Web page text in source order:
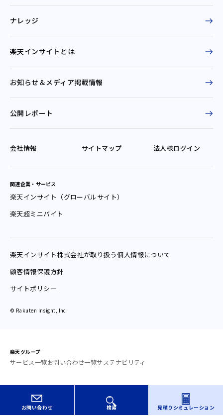
お問い合わせ 検索 見積り シミュレーション
ナレッジ
楽天インサイトとは
お知らせ＆メディア掲載情報
公開レポート
会社情報 サイトマップ 法人様ログイン
関連企業・サービス
楽天インサイト（グローバルサイト）
楽天超ミニバイト
楽天インサイト株式会社が取り扱う個人情報について
顧客情報保護方針
サイトポリシー
© Rakuten Insight, Inc.
楽天グループ
サービス一覧お問い合わせ一覧サステナビリティ